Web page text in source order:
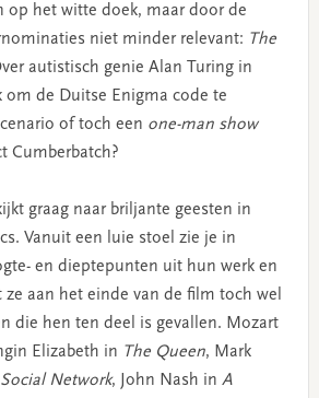
op het witte doek, maar door de
niet minder relevant: The
autistisch genie Alan Turing in
om de Duitse Enigma code te
of toch een one-man show
Cumberbatch?
graag naar briljante geesten in
Vanuit een luie stoel zie je in
en dieptepunten uit hun werk en
ze aan het einde van de film toch wel
die hen ten deel is gevallen. Mozart
Elizabeth in The Queen, Mark
Network, John Nash in A